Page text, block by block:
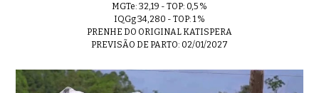
MGTe: 32,19 - TOP: 0,5 %
IQGg 34,280 - TOP: 1 %
PRENHE DO ORIGINAL KATISPERA
PREVISÃO DE PARTO: 02/01/2027